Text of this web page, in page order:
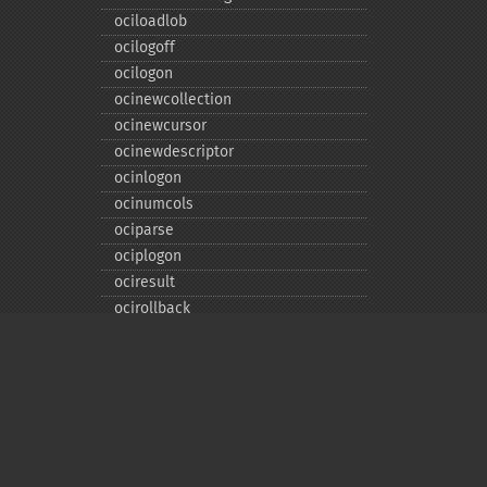
ociloadlob
ocilogoff
ocilogon
ocinewcollection
ocinewcursor
ocinewdescriptor
ocinlogon
ocinumcols
ociparse
ociplogon
ociresult
ocirollback